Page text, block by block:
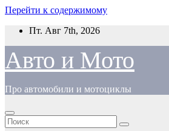
Перейти к содержимому
Пт. Авг 7th, 2026
Авто и Мото
Про автомобили и мотоциклы